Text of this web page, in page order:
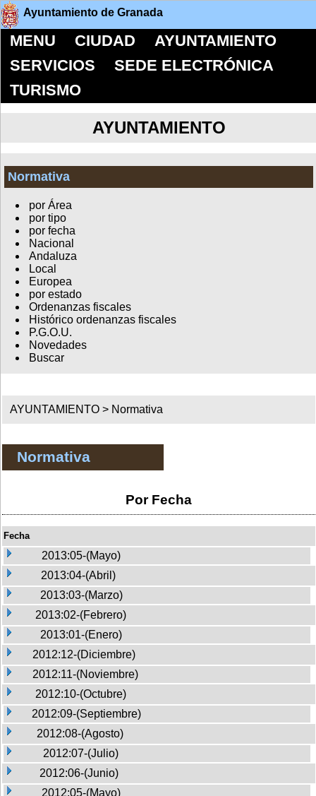
Ayuntamiento de Granada
MENU CIUDAD
AYUNTAMIENTO
SERVICIOS
SEDE ELECTRÓNICA
TURISMO
AYUNTAMIENTO
Normativa
por Área
por tipo
por fecha
Nacional
Andaluza
Local
Europea
por estado
Ordenanzas fiscales
Histórico ordenanzas fiscales
P.G.O.U.
Novedades
Buscar
AYUNTAMIENTO > Normativa
Normativa
Por Fecha
Fecha
2013:05-(Mayo)
2013:04-(Abril)
2013:03-(Marzo)
2013:02-(Febrero)
2013:01-(Enero)
2012:12-(Diciembre)
2012:11-(Noviembre)
2012:10-(Octubre)
2012:09-(Septiembre)
2012:08-(Agosto)
2012:07-(Julio)
2012:06-(Junio)
2012:05-(Mayo)